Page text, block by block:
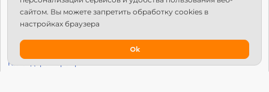
Структура Х10
Как стать региональным лидером?
Календарь мероприятий
сайтом. Вы можете запретить обработку сookies в
настройках браузера
Ok